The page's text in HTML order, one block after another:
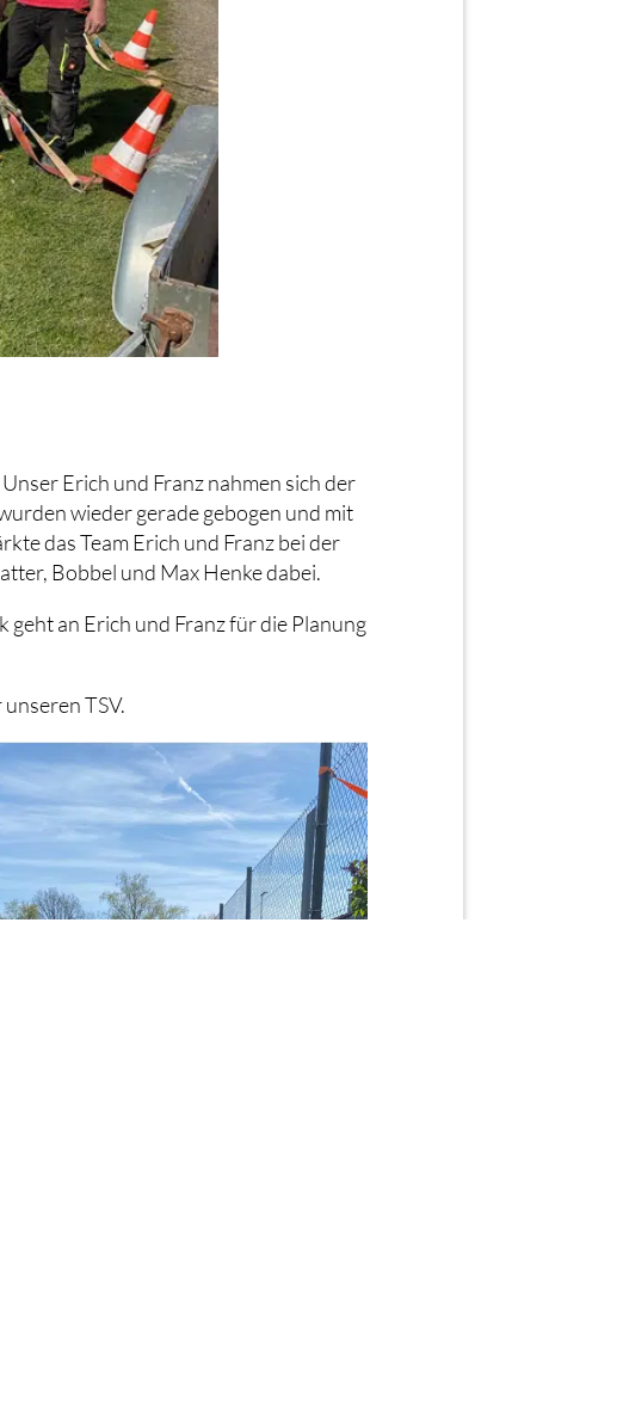
Erich und Franz nahmen sich der
wieder gerade gebogen und mit
das Team Erich und Franz bei der
Bobbel und Max Henke dabei.
geht an Erich und Franz für die Planung
TSV.